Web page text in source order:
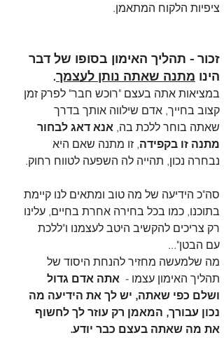
ציפיות הלקוח המתאמן.
זכור - תהליך האימון בסופו של דבר
הינו מתנה שאתה נותן לעצמך.
במציאות אתה בעצם "רוכש חבר" לפרק זמן
קצוב בחייך, אדם שילווה אותך בדרך
שאתה בוחר ללכת בה, אנא דאג לבחור
מתנה זו בקפידה, זו מתנה שאם היא
נבחרה נכון, תהייה לה השפעה לטווח רחוק.
סה"כ הידיעה של מה טוב ומתאים לנו קיימת
בתוכנו, כמו בכל בחירה אחרת בחיים, עלינו
רק צריכים להקשיב היטב לעצמנו ו"ללכת
עם הבטן"...
מה שלמעשה מחזיר להנחת היסוד של
תהליך האימון עצמו - אתה אדם גדול
ושלם כפי שאתה, יש לך את הידיעה מה
נכון עבורך, המאמן רק עוזר לך לחשוף
את מה שאתה בעצם כבר יודע.